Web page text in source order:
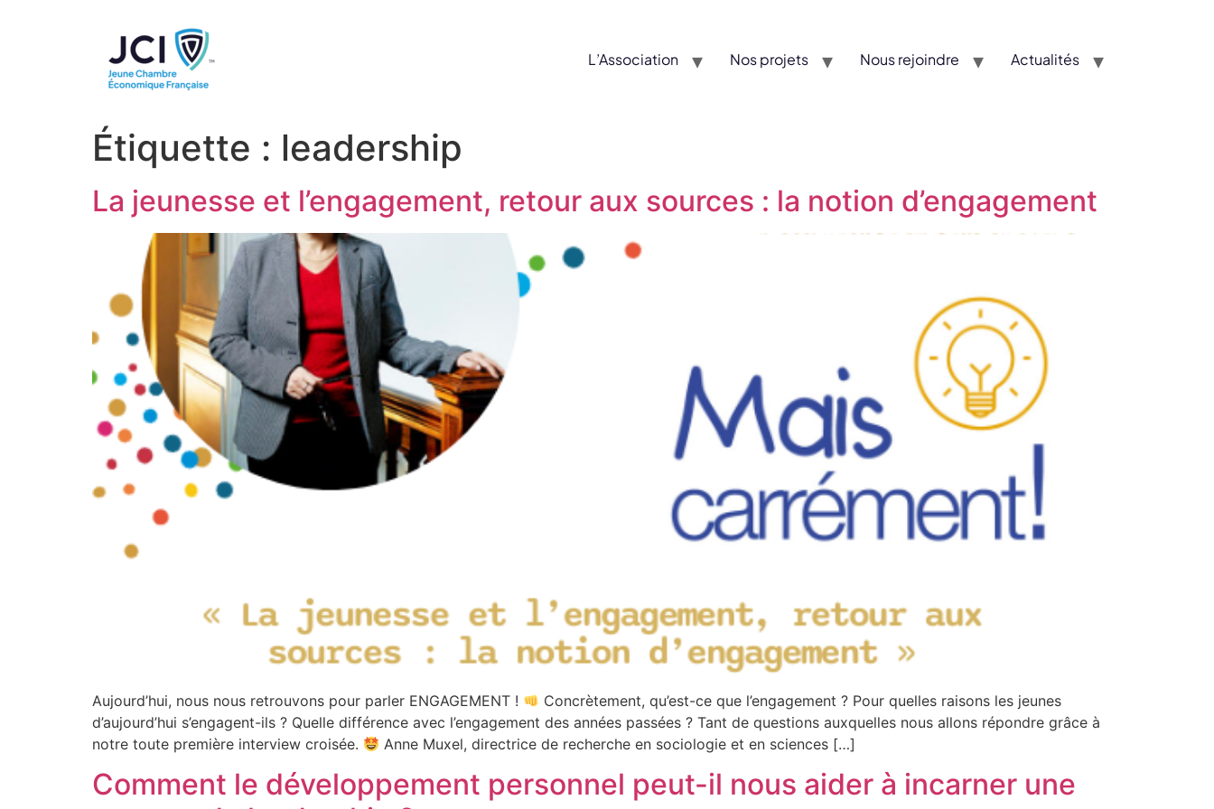
L’Association Nos projets Nous rejoindre Actualités
Étiquette : leadership
La jeunesse et l’engagement, retour aux sources : la notion d’engagement
Aujourd’hui, nous nous retrouvons pour parler ENGAGEMENT !
Concrètement, qu’est-ce que l’engagement ? Pour quelles raisons les jeunes
d’aujourd’hui s’engagent-ils ? Quelle différence avec l’engagement des années passées ? Tant de questions auxquelles nous allons répondre grâce à
notre toute première interview croisée.
Anne Muxel, directrice de recherche en sociologie et en sciences […]
Comment le développement personnel peut-il nous aider à incarner une